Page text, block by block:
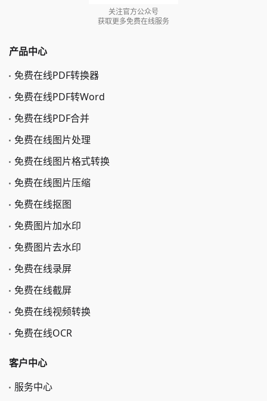
关注官方公众号
获取更多免费在线服务
产品中心
免费在线PDF转换器
免费在线PDF转Word
免费在线PDF合并
免费在线图片处理
免费在线图片格式转换
免费在线图片压缩
免费在线抠图
免费图片加水印
免费图片去水印
免费在线录屏
免费在线截屏
免费在线视频转换
免费在线OCR
客户中心
服务中心